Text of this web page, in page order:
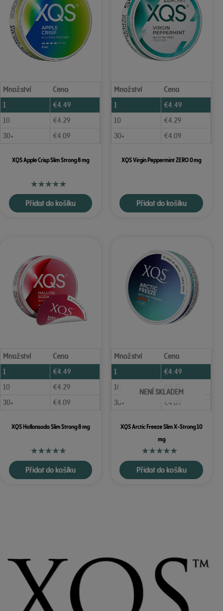
Množství
Cena
1
€4.49
10
€4.29
30+
€4.09
XQS Apple Crisp Slim Strong 8 mg
Přidat do košíku
Množství
Cena
1
€4.49
10
€4.29
30+
€4.09
XQS Virgin Peppermint ZERO 0 mg
Přidat do košíku
Množství
Cena
1
€4.49
10
€4.29
30+
€4.09
XQS Hallonsoda Slim Strong 8 mg
Přidat do košíku
Množství
Cena
1
€4.49
10
€4.29
30+
€4.09
NENÍ SKLADEM
XQS Arctic Freeze Slim X-Strong 10
mg
Přidat do košíku